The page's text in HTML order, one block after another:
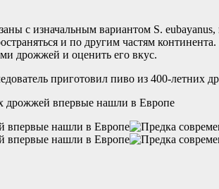
с изначальным вариантом S.
и по другим частям
дрожжей и оценить его вкус.
приготовил пиво из 400-